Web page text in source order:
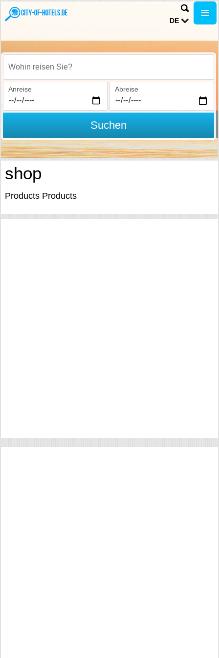
DE
Wohin reisen Sie?
Anreise Abreise
Suchen
shop
Products Products